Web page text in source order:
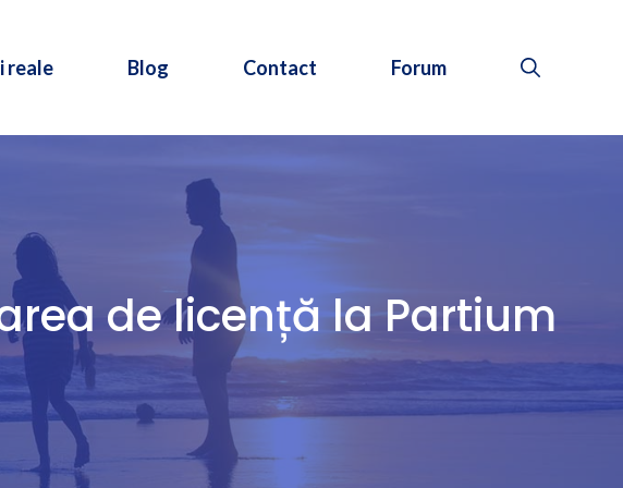
reale Blog Contact Forum
de licență la Partium